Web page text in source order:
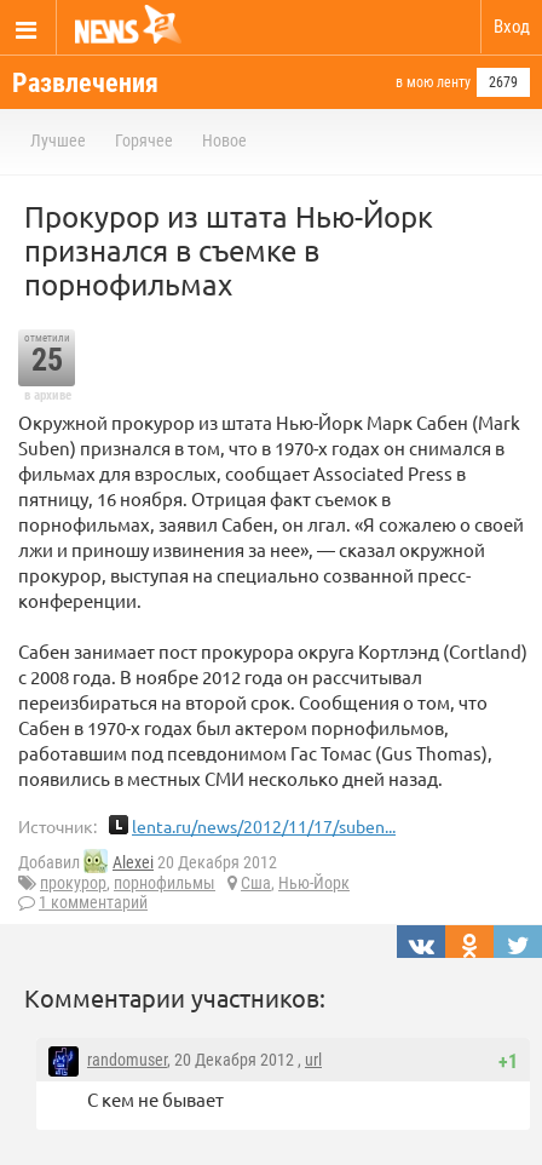
Вход
Развлечения в мою ленту 2679
Лучшее Горячее Новое
Прокурор из штата Нью-Йорк
признался в съемке в
порнофильмах
отметили
25
в архиве
Окружной прокурор из штата Нью-Йорк Марк Сабен (Mark
Suben) признался в том, что в 1970-х годах он снимался в
фильмах для взрослых, сообщает Associated Press в
пятницу, 16 ноября. Отрицая факт съемок в
порнофильмах, заявил Сабен, он лгал. «Я сожалею о своей
лжи и приношу извинения за нее», — сказал окружной
прокурор, выступая на специально созванной пресс-
конференции.
Сабен занимает пост прокурора округа Кортлэнд (Cortland)
с 2008 года. В ноябре 2012 года он рассчитывал
переизбираться на второй срок. Сообщения о том, что
Сабен в 1970-х годах был актером порнофильмов,
работавшим под псевдонимом Гас Томас (Gus Thomas),
появились в местных СМИ несколько дней назад.
Источник: lenta.ru/news/2012/11/17/suben...
Добавил Alexei20 Декабря 2012
прокурор, порнофильмы Сша, Нью-Йорк
1 комментарий
Комментарии участников:
+1
randomuser, 20 Декабря 2012 , url
С кем не бывает